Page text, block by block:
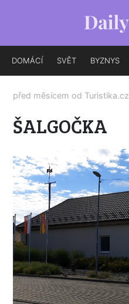
DOMÁCÍ SVĚT BYZNYS
před měsícem od Turistika.cz
ŠALGOČKA